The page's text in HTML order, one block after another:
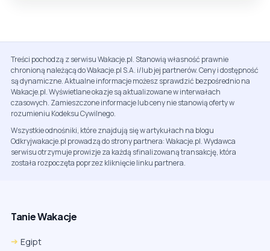
Treści pochodzą z serwisu Wakacje.pl. Stanowią własność prawnie
chronioną należącą do Wakacje.pl S.A. i/lub jej partnerów. Ceny i dostępność
są dynamiczne. Aktualne informacje możesz sprawdzić bezpośrednio na
Wakacje.pl. Wyświetlane okazje są aktualizowane w interwałach
czasowych. Zamieszczone informacje lub ceny nie stanowią oferty w
rozumieniu Kodeksu Cywilnego.
Wszystkie odnośniki, które znajdują się w artykułach na blogu
Odkryjwakacje.pl prowadzą do strony partnera: Wakacje.pl. Wydawca
serwisu otrzymuje prowizje za każdą sfinalizowaną transakcję, która
została rozpoczęta poprzez kliknięcie linku partnera.
Tanie Wakacje
Egipt